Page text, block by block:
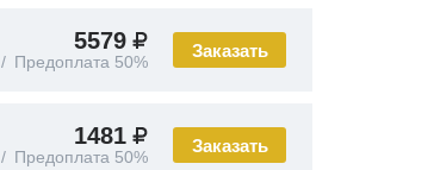
Заказать
5579
Предоплата 50%
Заказать
1481
Предоплата 50%